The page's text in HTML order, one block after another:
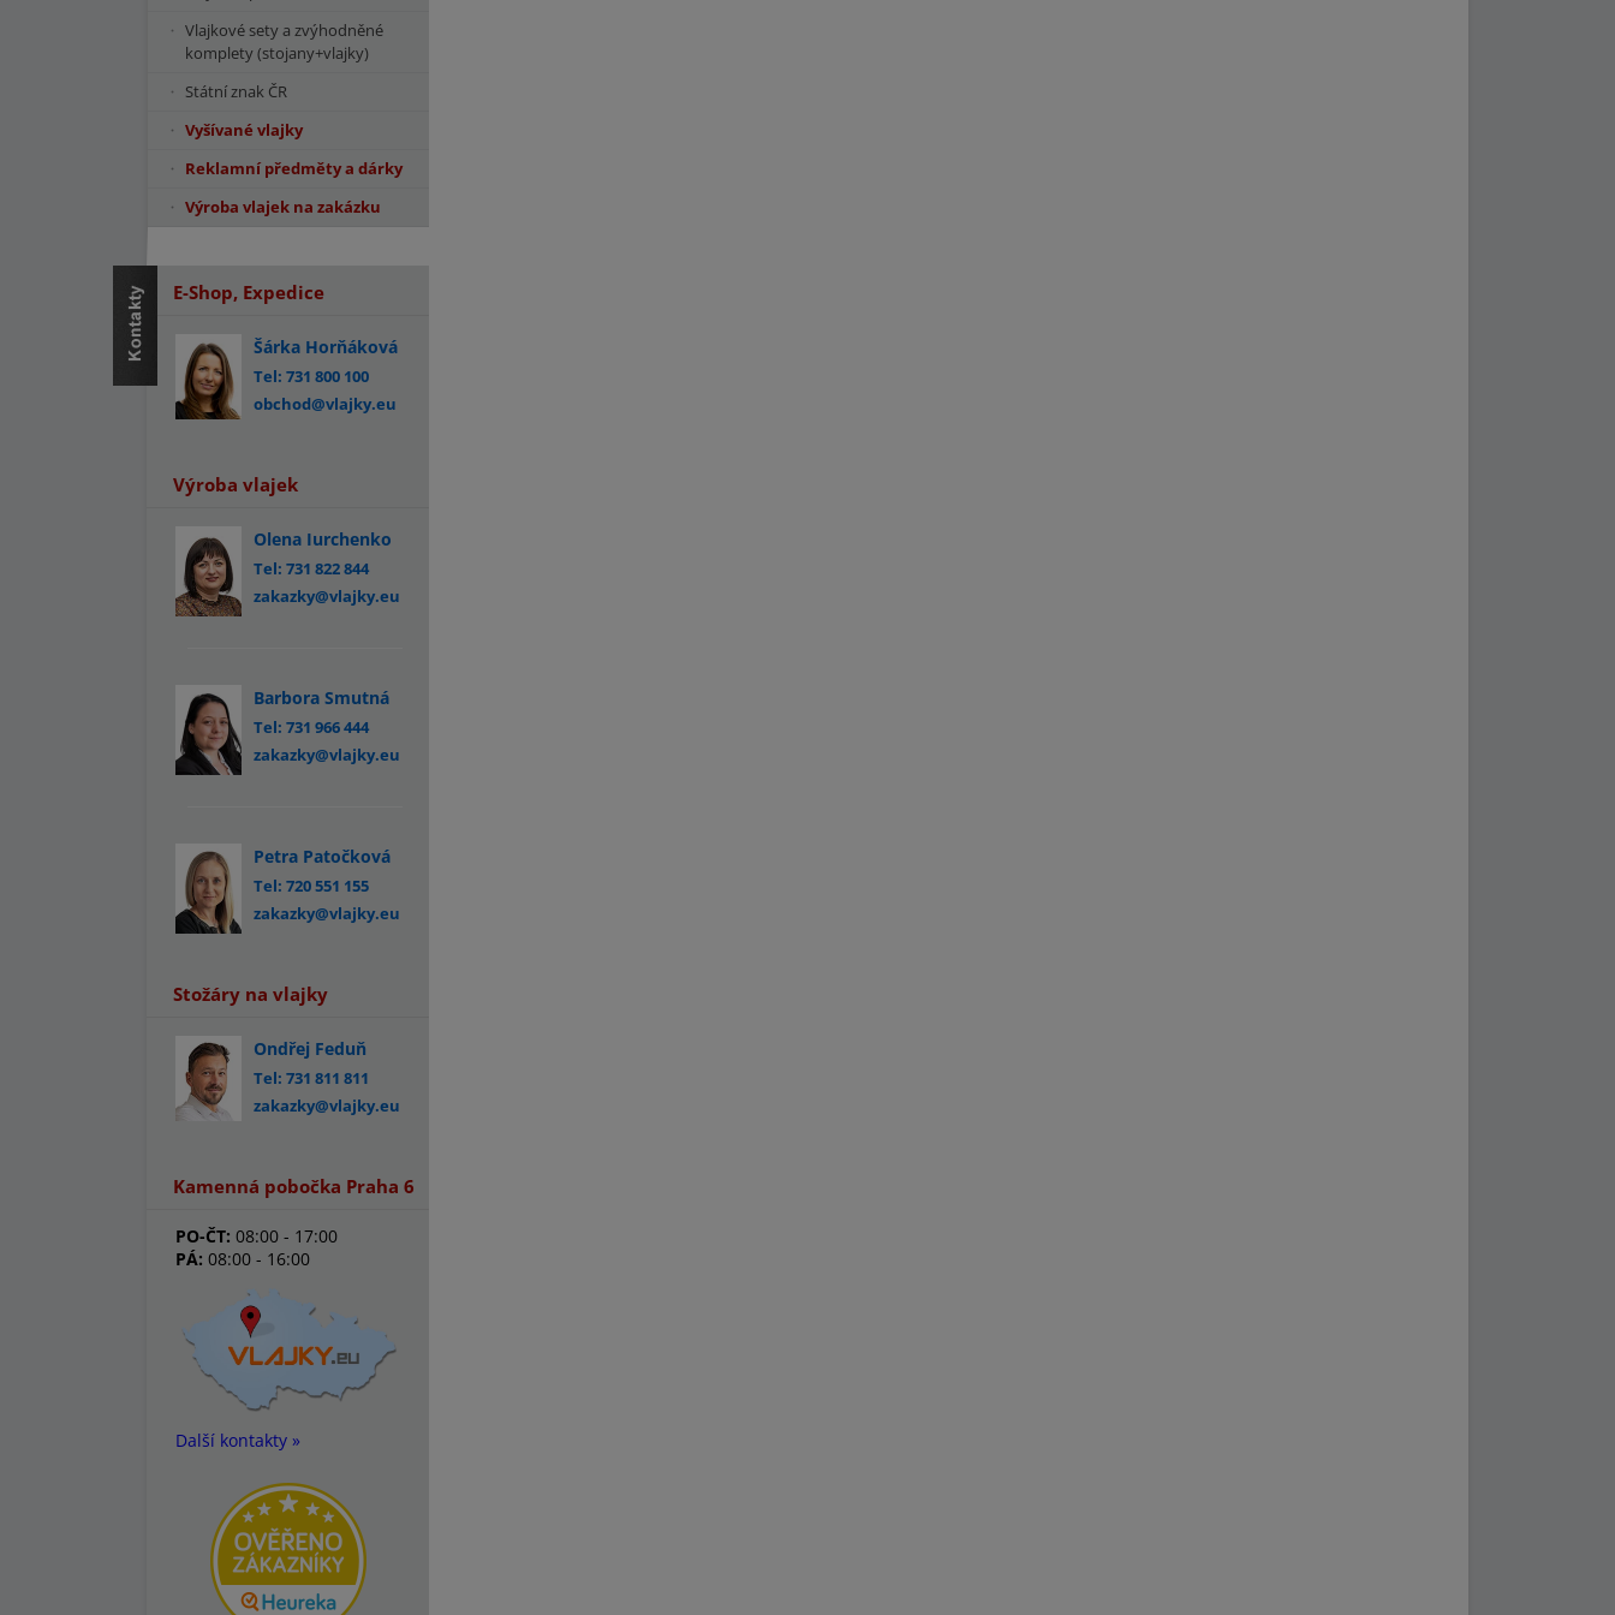
Vlajkové sety a zvýhodněné
komplety (stojany+vlajky)
Státní znak ČR
Vyšívané vlajky
Reklamní předměty a dárky
Výroba vlajek na zakázku
E-Shop, Expedice
Šárka Horňáková
Tel: 731 800 100
obchod@vlajky.eu
Výroba vlajek
Olena Iurchenko
Tel: 731 822 844
zakazky@vlajky.eu
Barbora Smutná
Tel: 731 966 444
zakazky@vlajky.eu
Petra Patočková
Tel: 720 551 155
zakazky@vlajky.eu
Stožáry na vlajky
Ondřej Feduň
Tel: 731 811 811
zakazky@vlajky.eu
Kamenná pobočka Praha 6
PO-ČT: 08:00 - 17:00
PÁ: 08:00 - 16:00
Další kontakty »